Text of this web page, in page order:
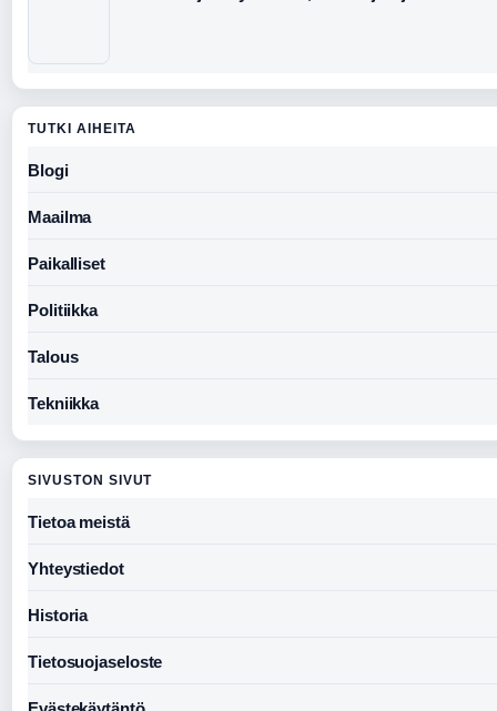
TUTKI AIHEITA
Blogi
Maailma
Paikalliset
Politiikka
Talous
Tekniikka
SIVUSTON SIVUT
Tietoa meistä
Yhteystiedot
Historia
Tietosuojaseloste